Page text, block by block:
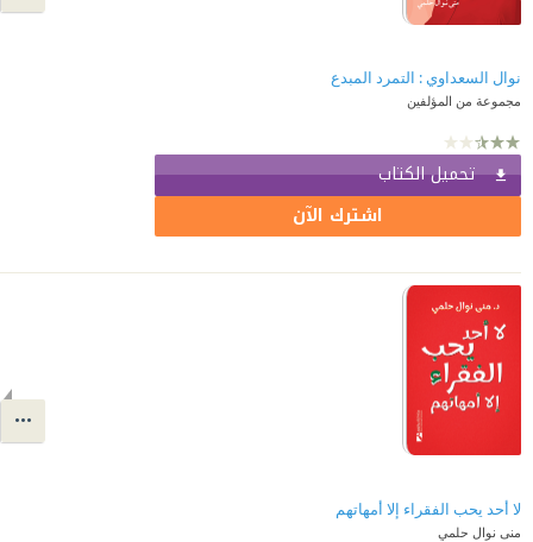
نوال السعداوي : التمرد المبدع
مجموعة من المؤلفين
تحميل الكتاب
اشترك الآن
لا أحد يحب الفقراء إلا أمهاتهم
منى نوال حلمي